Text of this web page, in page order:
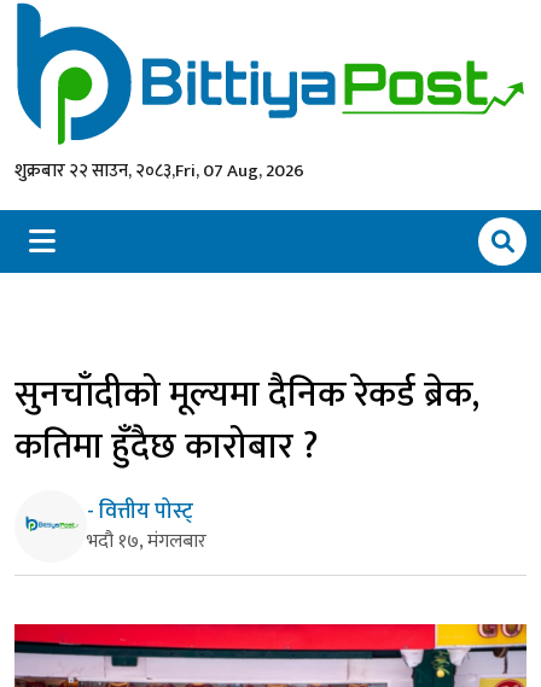
शुक्रबार २२ साउन, २०८३,Fri, 07 Aug, 2026
सुनचाँदीको मूल्यमा दैनिक रेकर्ड ब्रेक,
कतिमा हुँदैछ कारोबार ?
- वित्तीय पोस्ट्
भदौ १७, मंगलबार